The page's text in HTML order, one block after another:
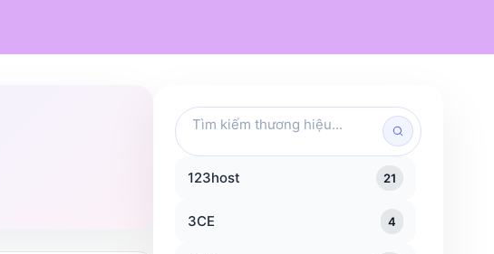
Tìm
kiếm
thương
hiệu
123host 21
3CE 4